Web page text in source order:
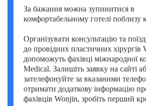
За бажання можна зупинитися в
комфортабельному готелі поблизу
Організувати консультацію та
до провідних пластичних хірургів
допоможуть фахівці міжнародної
Medical. Залишіть заявку на сайті
зателефонуйте за вказаними
отримати додаткову інформацію
фахівців Wonjin, зробіть перший